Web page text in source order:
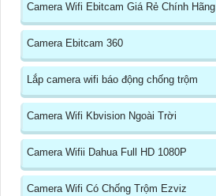
Camera Wifi Ebitcam Giá Rẻ Chính Hãng
Camera Ebitcam 360
Lắp camera wifi báo động chống trộm
Camera Wifi Kbvision Ngoài Trời
Camera Wifii Dahua Full HD 1080P
Camera Wifi Có Chống Trộm Ezviz